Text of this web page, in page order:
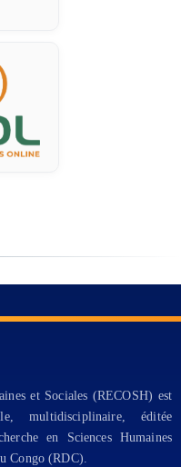
et Sociales (RECOSH) est
multidisciplinaire, éditée
en Sciences Humaines
Congo (RDC).